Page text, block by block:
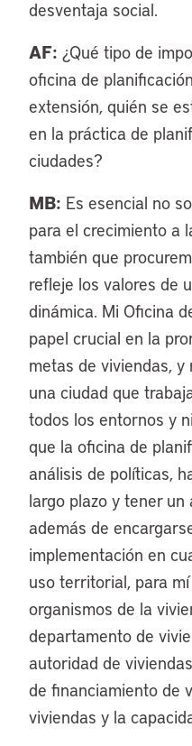
desventaja social.
AF: ¿Qué tipo de
oficina de
extensión, quién se
en la práctica de
ciudades?
MB: Es esencial no
para el crecimiento a
también que
refleje los valores de
dinámica. Mi Oficina
papel crucial en la
metas de viviendas,
una ciudad que
todos los entornos y
que la oficina de
análisis de políticas,
largo plazo y tener
además de
implementación en
uso territorial, para
organismos de la
departamento de
autoridad de
de financiamiento de
viviendas y la